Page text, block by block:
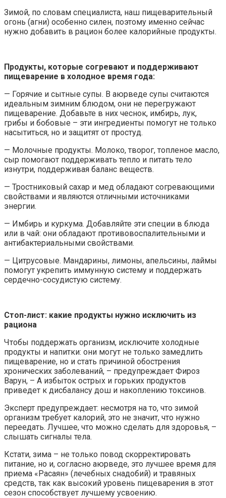
Зимой, по словам специалиста, наш пищеварительный
огонь (агни) особенно силен, поэтому именно сейчас
нужно добавить в рацион более калорийные продукты.
Продукты, которые согревают и поддерживают
пищеварение в холодное время года:
— Горячие и сытные супы. В аюрведе супы считаются
идеальным зимним блюдом, они не перегружают
пищеварение. Добавьте в них чеснок, имбирь, лук,
грибы и бобовые – эти ингредиенты помогут не только
насытиться, но и защитят от простуд.
— Молочные продукты. Молоко, творог, топленое масло,
сыр помогают поддерживать тепло и питать тело
изнутри, поддерживая баланс веществ.
— Тростниковый сахар и мед обладают согревающими
свойствами и являются отличными источниками
энергии.
— Имбирь и куркума. Добавляйте эти специи в блюда
или в чай: они обладают противовоспалительными и
антибактериальными свойствами.
— Цитрусовые. Мандарины, лимоны, апельсины, лаймы
помогут укрепить иммунную систему и поддержать
сердечно-сосудистую систему.
Стоп-лист: какие продукты нужно исключить из
рациона
Чтобы поддержать организм, исключите холодные
продукты и напитки: они могут не только замедлить
пищеварение, но и стать причиной обострения
хронических заболеваний, – предупреждает Фироз
Варун, – А избыток острых и горьких продуктов
приведет к дисбалансу дош и накоплению токсинов.
Эксперт предупреждает: несмотря на то, что зимой
организм требует калорий, это не значит, что нужно
переедать. Лучшее, что можно сделать для здоровья, –
слышать сигналы тела.
Кстати, зима – не только повод скорректировать
питание, но и, согласно аюрведе, это лучшее время для
приема «Расаян» (лечебных снадобий) и травяных
средств, так как высокий уровень пищеварения в этот
сезон способствует лучшему усвоению.